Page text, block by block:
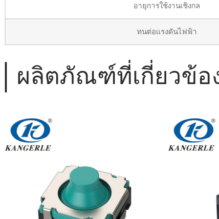
อายุการใช้งานเชิงกล
ทนต่อแรงดันไฟฟ้า
ผลิตภัณฑ์ที่เกี่ยวข้อ